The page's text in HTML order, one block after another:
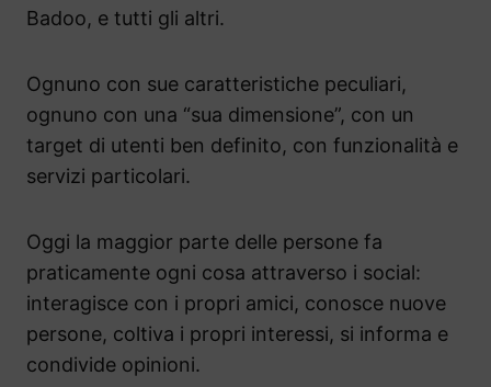
Badoo, e tutti gli altri.
Ognuno con sue caratteristiche peculiari,
ognuno con una “sua dimensione”, con un
target di utenti ben definito, con funzionalità e
servizi particolari.
Oggi la maggior parte delle persone fa
praticamente ogni cosa attraverso i social:
interagisce con i propri amici, conosce nuove
persone, coltiva i propri interessi, si informa e
condivide opinioni.